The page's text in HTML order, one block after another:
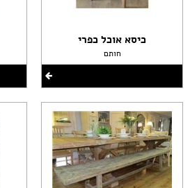
כיסא אוכל כפרי
חותם